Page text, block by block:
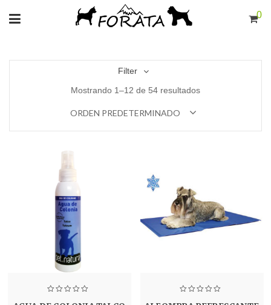
0
Filter
Mostrando 1–12 de 54 resultados
ORDEN PREDETERMINADO